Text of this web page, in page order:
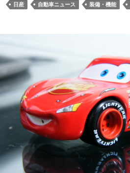
日産 自動車ニュース 装備・機能